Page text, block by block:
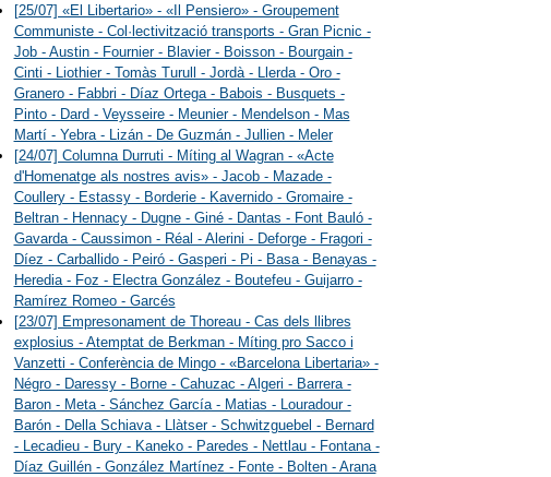
[25/07] «El Libertario» - «Il Pensiero» - Groupement
Communiste - Col·lectivització transports - Gran Picnic -
Job - Austin - Fournier - Blavier - Boisson - Bourgain -
Cinti - Liothier - Tomàs Turull - Jordà - Llerda - Oro -
Granero - Fabbri - Díaz Ortega - Babois - Busquets -
Pinto - Dard - Veysseire - Meunier - Mendelson - Mas
Martí - Yebra - Lizán - De Guzmán - Jullien - Meler
[24/07] Columna Durruti - Míting al Wagran - «Acte
d'Homenatge als nostres avis» - Jacob - Mazade -
Coullery - Estassy - Borderie - Kavernido - Gromaire -
Beltran - Hennacy - Dugne - Giné - Dantas - Font Bauló -
Gavarda - Caussimon - Réal - Alerini - Deforge - Fragori -
Díez - Carballido - Peiró - Gasperi - Pi - Basa - Benayas -
Heredia - Foz - Electra González - Boutefeu - Guijarro -
Ramírez Romeo - Garcés
[23/07] Empresonament de Thoreau - Cas dels llibres
explosius - Atemptat de Berkman - Míting pro Sacco i
Vanzetti - Conferència de Mingo - «Barcelona Libertaria» -
Négro - Daressy - Borne - Cahuzac - Algeri - Barrera -
Baron - Meta - Sánchez García - Matias - Louradour -
Barón - Della Schiava - Llàtser - Schwitzguebel - Bernard
- Lecadieu - Bury - Kaneko - Paredes - Nettlau - Fontana -
Díaz Guillén - González Martínez - Fonte - Bolten - Arana